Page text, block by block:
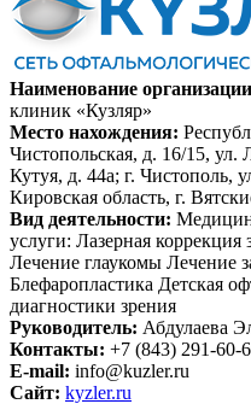
Наименование
клиник «Кузляр»
Место нахождения:
Чистопольская, д. 16/15, ул.
Кутуя, д. 44а; г. Чистополь,
Кировская область, г.
Вид деятельности:
услуги: Лазерная
Лечение глаукомы Лечение
Блефаропластика Детская
диагностики зрения
Руководитель: Абдулаева
Контакты: +7 (843) 291-60-
E-mail: info@kuzler.ru
Сайт: kyzler.ru